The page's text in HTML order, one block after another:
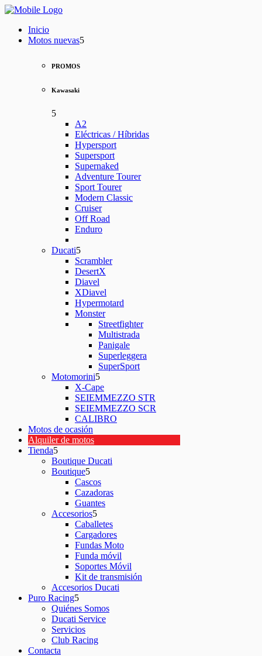
Inicio
Motos nuevas
PROMOS
Kawasaki
A2
Eléctricas / Híbridas
Hypersport
Supersport
Supernaked
Adventure Tourer
Sport Tourer
Modern Classic
Cruiser
Off Road
Enduro
Ducati
Scrambler
DesertX
Diavel
XDiavel
Hypermotard
Monster
Streetfighter
Multistrada
Panigale
Superleggera
SuperSport
Motomorini
X-Cape
SEIEMMEZZO STR
SEIEMMEZZO SCR
CALIBRO
Motos de ocasión
Alquiler de motos
Tienda
Boutique Ducati
Boutique
Cascos
Cazadoras
Guantes
Accesorios
Caballetes
Cargadores
Fundas Moto
Funda móvil
Soportes Móvil
Kit de transmisión
Accesorios Ducati
Puro Racing
Quiénes Somos
Ducati Service
Servicios
Club Racing
Contacta